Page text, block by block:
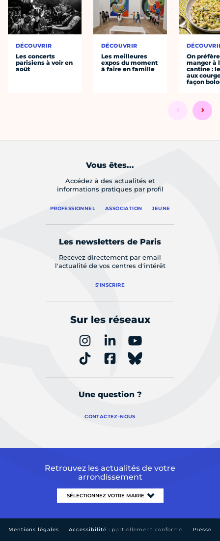
DÉCOUVRIR
Les concerts
parisiens à voir en
août
DÉCOUVRIR
Les meilleures
expos du moment
à faire en famille
On préfère
manger à
cantine :
aux
façon
Vous êtes...
Accédez à des actualités et
informations pratiques par profil
PROFESSIONNEL ASSOCIATION JEUNE
Les newsletters de Paris
Recevez directement par email
l'actualité de vos centres d'intérêt
S'INSCRIRE
Sur les réseaux
Une question ?
CONTACTEZ-NOUS
Retrouvez les actualités de votre
arrondissement
Mentions légales Accessibilité : partiellement conforme Presse